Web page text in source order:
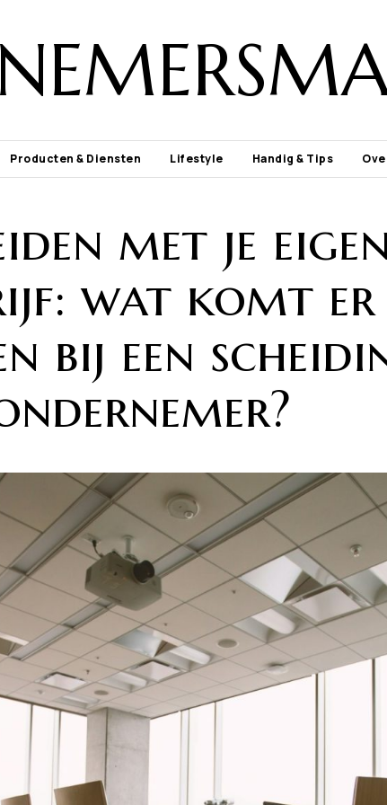
Producten & Diensten Lifestyle Handig & Tips
met je eigen
wat komt er
bij een